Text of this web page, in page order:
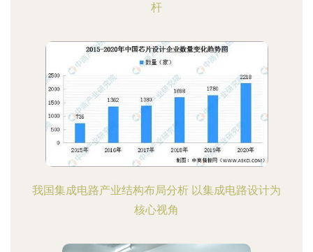
杆
我国集成电路产业结构布局分析 以集成电路设计为
核心视角